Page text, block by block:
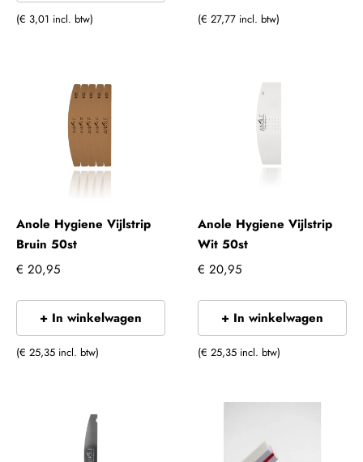
(€ 3,01 incl. btw) (€ 27,77 incl. btw)
Anole Hygiene Vijlstrip
Bruin 50st
€ 20,95
+ In winkelwagen
(€ 25,35 incl. btw)
Anole Hygiene Vijlstrip
Wit 50st
€ 20,95
+ In winkelwagen
(€ 25,35 incl. btw)